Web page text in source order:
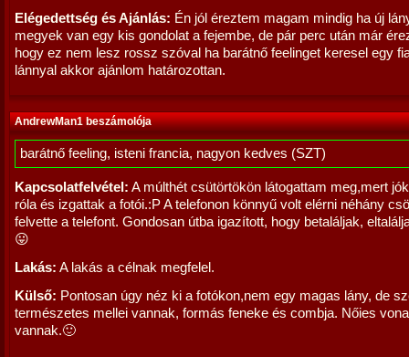
Elégedettség és Ajánlás: Én jól éreztem magam mindig ha új
megyek van egy kis gondolat a fejembe, de pár perc után már
hogy ez nem lesz rossz szóval ha barátnő feelinget keresel egy
lánnyal akkor ajánlom határozottan.
AndrewMan1 beszámolója
barátnő feeling, isteni francia, nagyon kedves (SZT)
Kapcsolatfelvétel: A múlthét csütörtökön látogattam meg,mert
róla és izgattak a fotói.:P A telefonon könnyű volt elérni néhány
felvette a telefont. Gondosan útba igazított, hogy betaláljak,
😛
Lakás: A lakás a célnak megfelel.
Külső: Pontosan úgy néz ki a fotókon,nem egy magas lány, de
természetes mellei vannak, formás feneke és combja. Nőies
vannak.🙂